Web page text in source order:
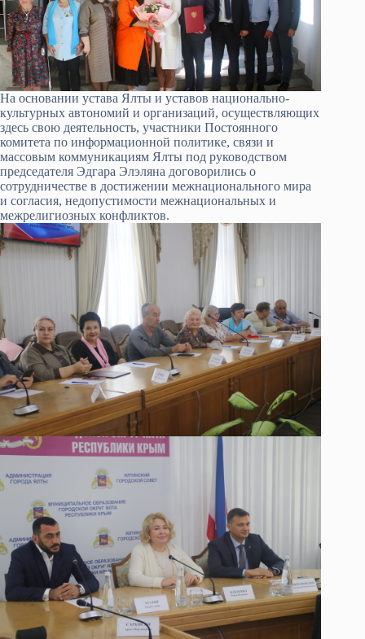
На основании устава Ялты и уставов национально-
культурных автономий и организаций, осуществляющих
здесь свою деятельность, участники Постоянного
комитета по информационной политике, связи и
массовым коммуникациям Ялты под руководством
председателя Эдгара Элэляна договорились о
сотрудничестве в достижении межнационального мира
и согласия, недопустимости межнациональных и
межрелигиозных конфликтов.